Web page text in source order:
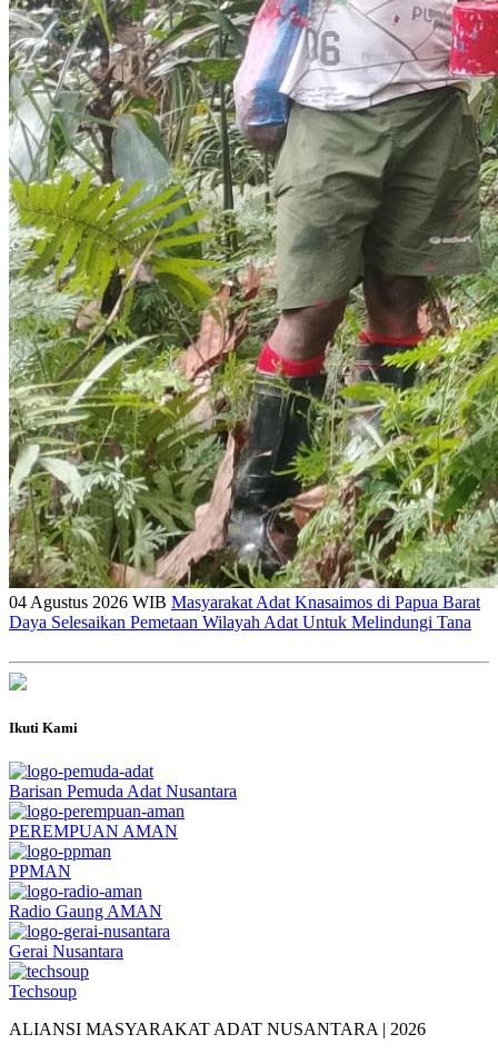
04 Agustus 2026 WIB Masyarakat Adat Knasaimos di Papua Barat
Daya Selesaikan Pemetaan Wilayah Adat Untuk Melindungi Tana
Ikuti Kami
Barisan Pemuda Adat Nusantara
PEREMPUAN AMAN
PPMAN
Radio Gaung AMAN
Gerai Nusantara
Techsoup
ALIANSI MASYARAKAT ADAT NUSANTARA | 2026